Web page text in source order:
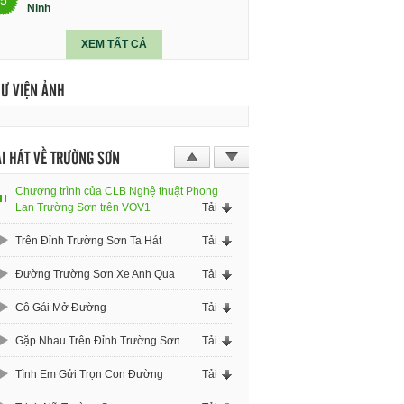
Ninh
XEM TẤT CẢ
VIỆN ẢNH
HÁT VỀ TRƯỜNG SƠN
Chương trình của CLB Nghệ thuật Phong
Lan Trường Sơn trên VOV1
Tải
Trên Đỉnh Trường Sơn Ta Hát Tải
Đường Trường Sơn Xe Anh Qua Tải
Cô Gái Mở Đường Tải
Gặp Nhau Trên Đỉnh Trường Sơn Tải
Tình Em Gửi Trọn Con Đường Tải